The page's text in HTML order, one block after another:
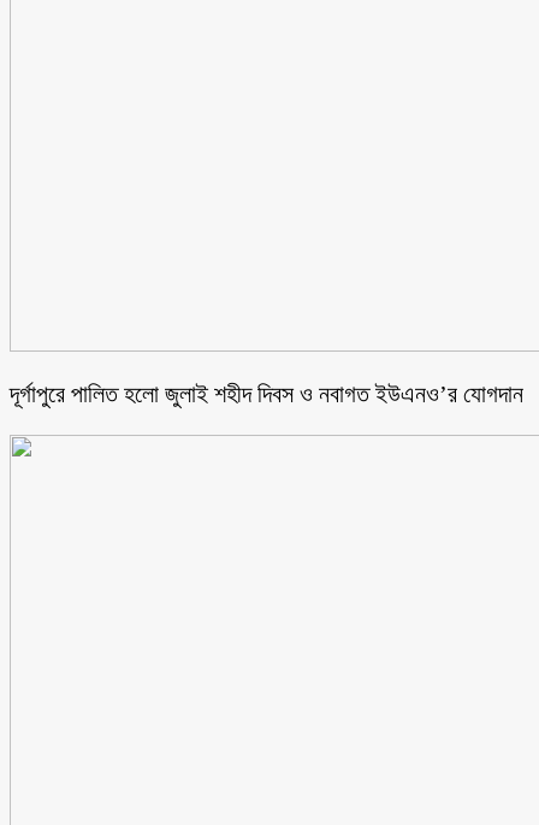
‎দূর্গাপুরে পালিত হলো জুলাই শহীদ দিবস ও নবাগত ইউএনও’র যোগদান ‎